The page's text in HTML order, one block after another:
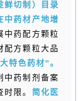
鲜切制）目录
中药材产地增
中药配方颗粒
配方颗粒大品
特色药材”。
中药制剂备案
限。 简化医